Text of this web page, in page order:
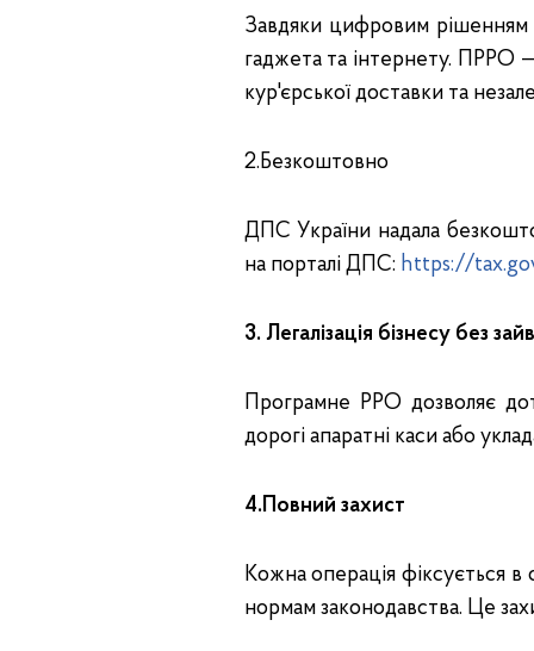
Завдяки цифровим рішенням
гаджета та інтернету. ПРРО —
кур'єрської доставки та
2.Безкоштовно
ДПС України надала
на порталі ДПС: https://
3. Легалізація бізнесу без
Програмне РРО дозволяє
дорогі апаратні каси або
4.Повний захист
Кожна операція фіксується в
нормам законодавства. Це